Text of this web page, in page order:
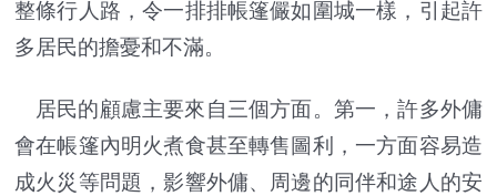
整條行人路，令一排排帳篷儼如圍城一樣，引起許
多居民的擔憂和不滿。
居民的顧慮主要來自三個方面。第一，許多外傭
會在帳篷內明火煮食甚至轉售圖利，一方面容易造
成火災等問題，影響外傭、周邊的同伴和途人的安